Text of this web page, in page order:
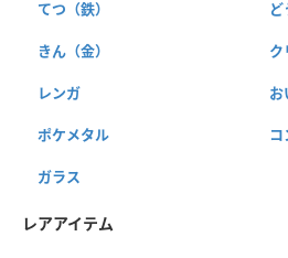
てつ（鉄） ど
きん（金） ク
レンガ お
ポケメタル コ
ガラス
レアアイテム